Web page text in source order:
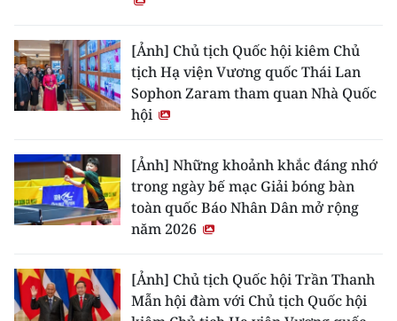
[Ảnh] Chủ tịch Quốc hội kiêm Chủ
tịch Hạ viện Vương quốc Thái Lan
Sophon Zaram tham quan Nhà Quốc
hội
[Ảnh] Những khoảnh khắc đáng nhớ
trong ngày bế mạc Giải bóng bàn
toàn quốc Báo Nhân Dân mở rộng
năm 2026
[Ảnh] Chủ tịch Quốc hội Trần Thanh
Mẫn hội đàm với Chủ tịch Quốc hội